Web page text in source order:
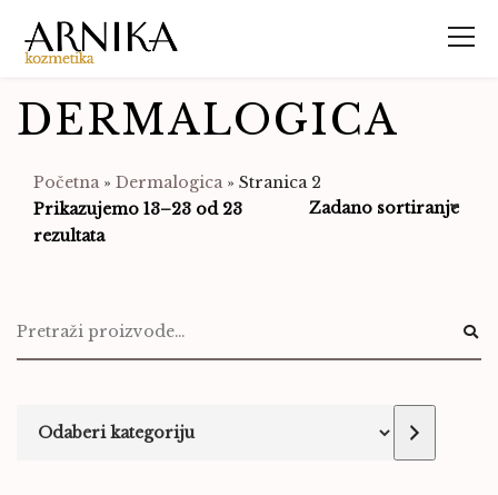
DERMALOGICA
Početna» Dermalogica» Stranica 2
Prikazujemo 13–23 od 23
rezultata